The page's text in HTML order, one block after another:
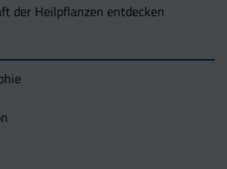
der Heilpflanzen entdecken